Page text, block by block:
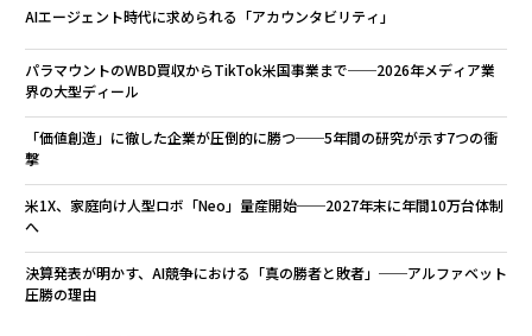
AIエージェント時代に求められる「アカウンタビリティ」
パラマウントのWBD買収からTikTok米国事業まで──2026年メディア業
界の大型ディール
「価値創造」に徹した企業が圧倒的に勝つ──5年間の研究が示す7つの衝
撃
米1X、家庭向け人型ロボ「Neo」量産開始──2027年末に年間10万台体制
へ
決算発表が明かす、AI競争における「真の勝者と敗者」──アルファベット
圧勝の理由